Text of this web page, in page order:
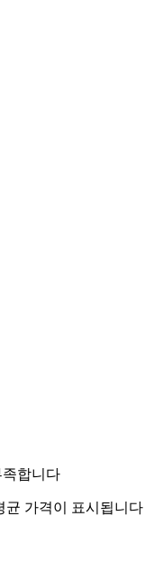
합니다
균 가격이 표시됩니다